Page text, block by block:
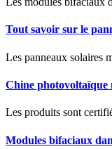
Tout savoir sur le
Les panneaux solaires
Chine photovoltaïque
Les produits sont
Modules bifaciaux